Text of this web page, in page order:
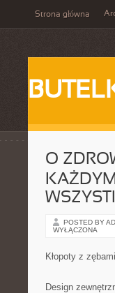
Strona główna
O
POSTED BY
WYŁĄCZONA
Kłopoty z
Design